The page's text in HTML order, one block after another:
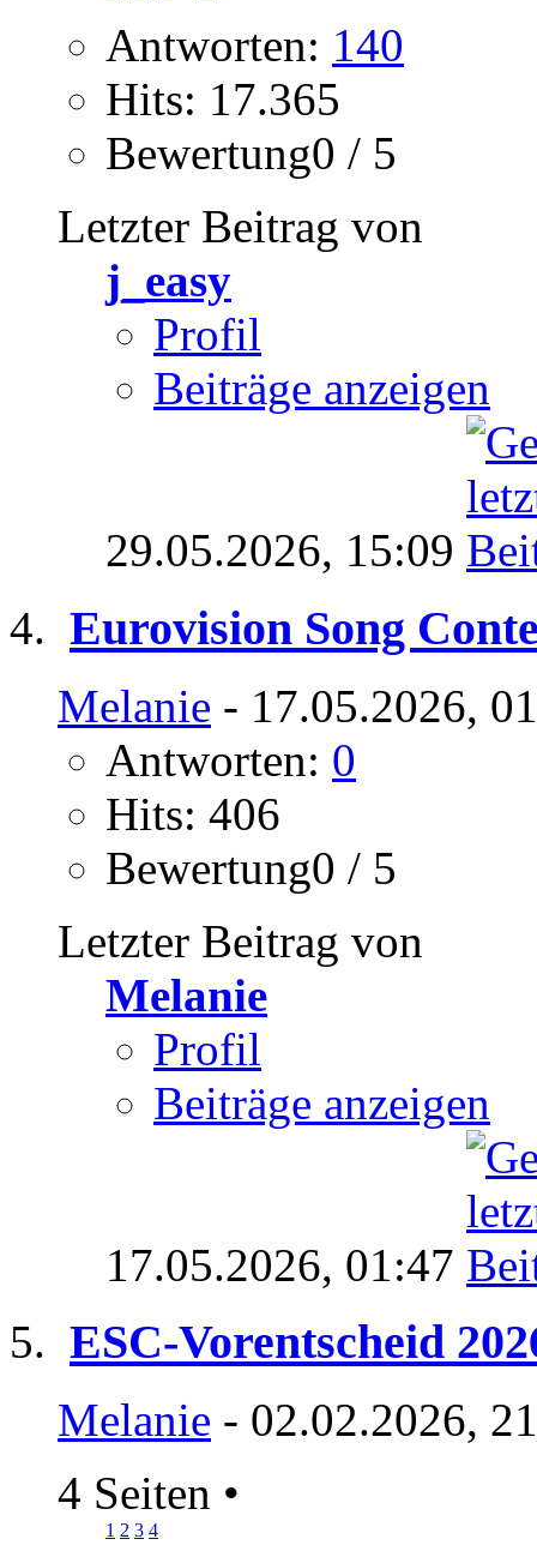
Antworten: 140
Hits: 17.365
Bewertung0 / 5
Letzter Beitrag von
j_easy
Profil
Beiträge anzeigen
29.05.2026, 15:09
Eurovision Song
Melanie - 17.05.2026,
Antworten: 0
Hits: 406
Bewertung0 / 5
Letzter Beitrag von
Melanie
Profil
Beiträge anzeigen
17.05.2026, 01:47
ESC-Vorentscheid
Melanie - 02.02.2026,
4 Seiten •
1 2 3 4